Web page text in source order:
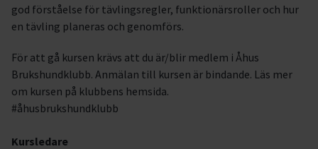
god förståelse för tävlingsregler, funktionärsroller och hur
en tävling planeras och genomförs.
För att gå kursen krävs att du är/blir medlem i Åhus
Brukshundklubb. Anmälan till kursen är bindande. Läs mer
om kursen på klubbens hemsida.
#åhusbrukshundklubb
Kursledare